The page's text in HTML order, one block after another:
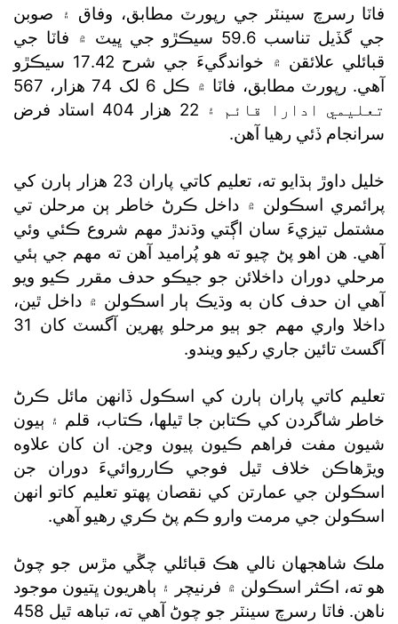
فاٽا رسرچ سينٽر جي رپورٽ مطابق، وفاق ۽ صوبن
جي گڏيل تناسب 59.6 سيڪڙو جي ڀيٽ ۾ فاٽا جي
قبائلي علائقن ۾ خواندگيءَ جي شرح 17.42 سيڪڙو
آهي. رپورٽ مطابق، فاٽا ۾ ڪل 6 لک 74 هزار، 567
تعليمي ادارا قائم ۽ 22 هزار 404 استاد فرض
سرانجام ڏئي رهيا آهن.
خليل داوڙ ٻڌايو ته، تعليم کاتي پاران 23 هزار ٻارن کي
پرائمري اسڪولن ۾ داخل ڪرڻ خاطر ٻن مرحلن تي
مشتمل تيزيءَ سان اڳتي وڌندڙ مهم شروع ڪئي وئي
آهي. هن اهو پڻ چيو ته هو پُراميد آهن ته مهم جي ٻئي
مرحلي دوران داخلائن جو جيڪو حدف مقرر ڪيو ويو
آهي ان حدف کان به وڌيڪ ٻار اسڪولن ۾ داخل ٿين،
داخلا واري مهم جو ٻيو مرحلو پهرين آگسٽ کان 31
آگسٽ تائين جاري رکيو ويندو.
تعليم کاتي پاران ٻارن کي اسڪول ڏانهن مائل ڪرڻ
خاطر شاگردن کي ڪتابن جا ٿيلها، ڪتاب، قلم ۽ ٻيون
شيون مفت فراهم ڪيون پيون وڃن. ان کان علاوه
ويڙهاڪن خلاف ٿيل فوجي ڪارروائيءَ دوران جن
اسڪولن جي عمارتن کي نقصان پهتو تعليم کاتو انهن
اسڪولن جي مرمت وارو ڪم پڻ ڪري رهيو آهي.
ملڪ شاهجهان نالي هڪ قبائلي چڱي مڙس جو چوڻ
هو ته، اڪثر اسڪولن ۾ فرنيچر ۽ ٻاهريون ڀتيون موجود
ناهن. فاٽا رسرچ سينٽر جو چوڻ آهي ته، تباهه ٿيل 458